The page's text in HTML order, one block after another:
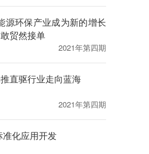
源环保产业成为新的增长
贸然接单
2021年第四期
直驱行业走向蓝海
2021年第四期
化应用开发